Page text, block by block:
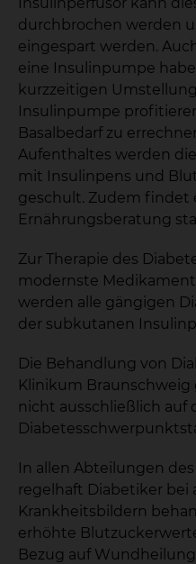
durchbrochen werden
eingespart werden.
eine Insulinpumpe
kurzzeitigen
Insulinpumpe
Basalbedarf zu
Aufenthaltes werden
mit Insulinpens und
geschult. Zudem findet
Ernährungsberatung
Zur Therapie des
modernste
werden alle gängigen
der subkutanen
Die Behandlung von
Klinikum Braunschweig
nicht ausschließlich auf
In allen Abteilungen
regelhaft Diabetiker bei
Krankheitsbildern
erhöhte
Bezug auf